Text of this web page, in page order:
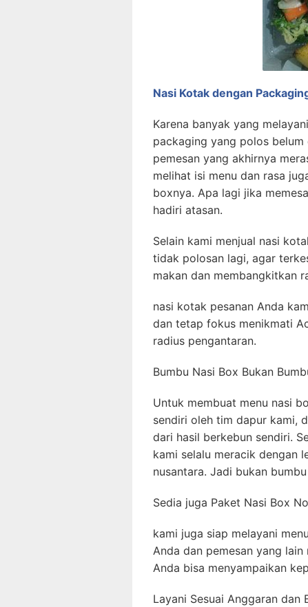
Nasi Kotak dengan
Karena banyak yang
packaging yang polos
pemesan yang akhirnya
melihat isi menu dan rasa
boxnya. Apa lagi jika
hadiri atasan.
Selain kami menjual nasi
tidak polosan lagi, agar
makan dan membangkitkan
nasi kotak pesanan Anda
dan tetap fokus menikmati
radius pengantaran.
Bumbu Nasi Box Bukan
Untuk membuat menu nasi
sendiri oleh tim dapur kami,
dari hasil berkebun sendiri.
kami selalu meracik dengan
nusantara. Jadi bukan
Sedia juga Paket Nasi Box
kami juga siap melayani
Anda dan pemesan yang
Anda bisa menyampaikan
Layani Sesuai Anggaran dan